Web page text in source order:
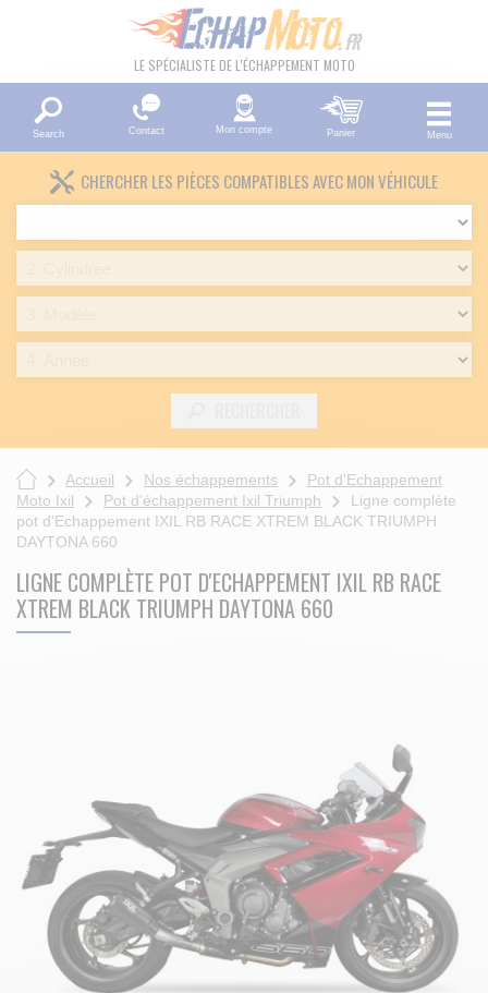
LE SPÉCIALISTE DE L'ÉCHAPPEMENT MOTO
Search Contact Mon compte Panier Menu
CHERCHER LES PIÈCES COMPATIBLES AVEC MON VÉHICULE
Accueil Nos échappements
Pot d'Echappement
Moto Ixil
Pot d'échappement Ixil Triumph
Ligne complète
pot d'Echappement IXIL RB RACE XTREM BLACK TRIUMPH
DAYTONA 660
LIGNE COMPLÈTE POT D'ECHAPPEMENT IXIL RB RACE
XTREM BLACK TRIUMPH DAYTONA 660